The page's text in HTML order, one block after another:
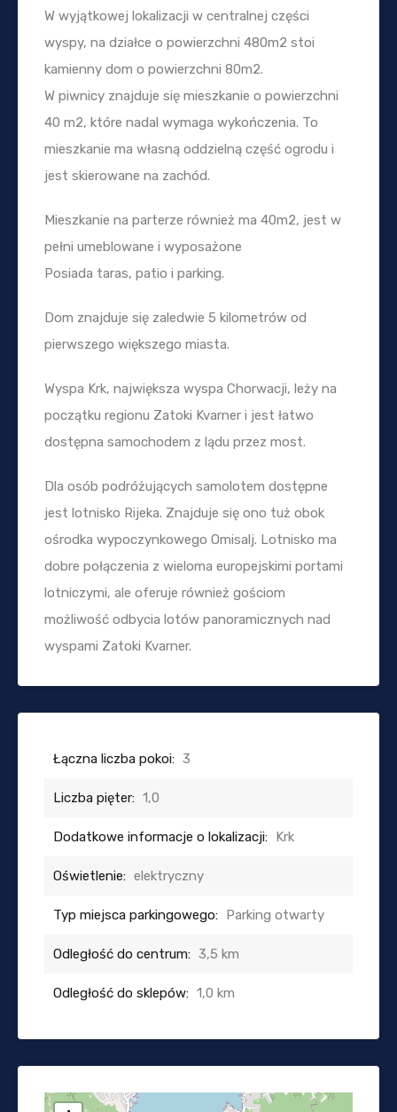
W wyjątkowej lokalizacji w centralnej części
wyspy, na działce o powierzchni 480m2 stoi
kamienny dom o powierzchni 80m2.
W piwnicy znajduje się mieszkanie o powierzchni
40 m2, które nadal wymaga wykończenia. To
mieszkanie ma własną oddzielną część ogrodu i
jest skierowane na zachód.
Mieszkanie na parterze również ma 40m2, jest w
pełni umeblowane i wyposażone
Posiada taras, patio i parking.
Dom znajduje się zaledwie 5 kilometrów od
pierwszego większego miasta.
Wyspa Krk, największa wyspa Chorwacji, leży na
początku regionu Zatoki Kvarner i jest łatwo
dostępna samochodem z lądu przez most.
Dla osób podróżujących samolotem dostępne
jest lotnisko Rijeka. Znajduje się ono tuż obok
ośrodka wypoczynkowego Omisalj. Lotnisko ma
dobre połączenia z wieloma europejskimi portami
lotniczymi, ale oferuje również gościom
możliwość odbycia lotów panoramicznych nad
wyspami Zatoki Kvarner.
Łączna liczba pokoi: 3
Liczba pięter: 1,0
Dodatkowe informacje o lokalizacji: Krk
Oświetlenie: elektryczny
Typ miejsca parkingowego: Parking otwarty
Odległość do centrum: 3,5 km
Odległość do sklepów: 1,0 km